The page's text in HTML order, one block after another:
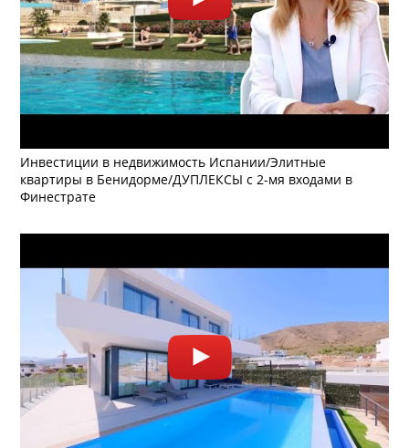
Инвестиции в недвижимость Испании/Элитные
квартиры в Бенидорме/ДУПЛЕКСЫ с 2-мя входами в
Финестрате